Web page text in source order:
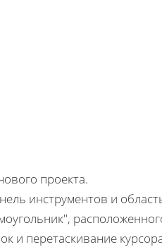
проекта.
инструментов и
и перетаскивание